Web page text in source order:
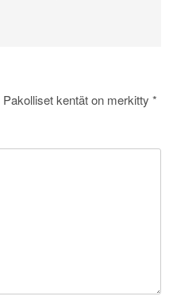
Pakolliset kentät on merkitty *